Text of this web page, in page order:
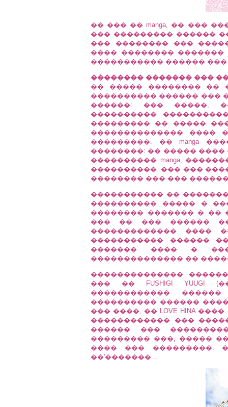
�� ��� �� manga, �� ���
��� ��������� ������
��� �������� ���
���� ��������
����������� ������ ���
�������� ������� ���
�� ����� �������� ��
���������� ������ ���
������: ��� �����,
����������
��������� �� �����
�������������� ����
���������. �� manga
��������: �� �����
���������� manga,
����������. ��� ���
�������� ��� ���
����������� ��
���������� ����� �
�������� ������� � ��
��� �� ��� ������
������������� ����
����������� ������
������� ���� �
�������������� ��
��������������
��� �� FUSHIGI
������������
���������� ������
��� ����, �� LOVE HINA
������������ ���
������ ���
��������� ���, �����
���� ��� ���������.
��'�������...